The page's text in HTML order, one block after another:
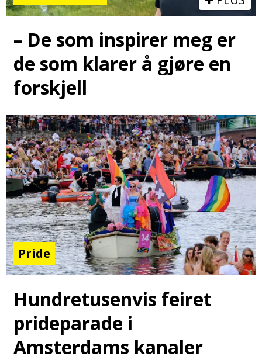
– De som inspirer meg er
de som klarer å gjøre en
forskjell
Pride
Hundretusenvis feiret
prideparade i
Amsterdams kanaler